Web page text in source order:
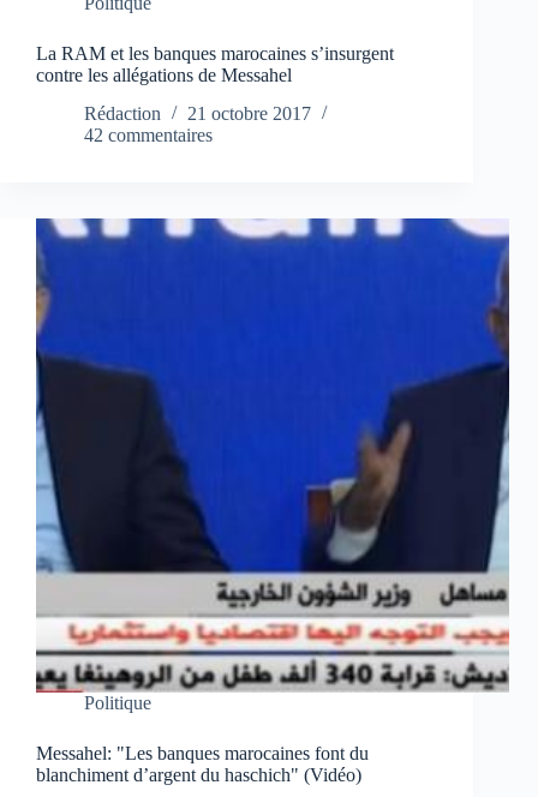
La RAM et les banques marocaines s’insurgent
contre les allégations de Messahel
Rédaction
21 octobre 2017
42 commentaires
Politique
Messahel: "Les banques marocaines font du
blanchiment d’argent du haschich" (Vidéo)